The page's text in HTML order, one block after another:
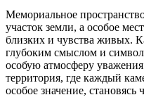
Мемориальное
участок земли, а особое
близких и чувства живых.
глубоким смыслом и
особую атмосферу
территория, где каждый
особое значение,